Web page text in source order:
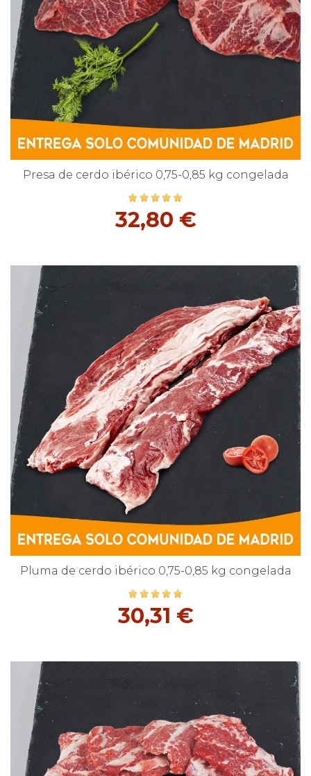
Presa de cerdo ibérico 0,75-0,85 kg congelada
32,80 €
Pluma de cerdo ibérico 0,75-0,85 kg congelada
30,31 €